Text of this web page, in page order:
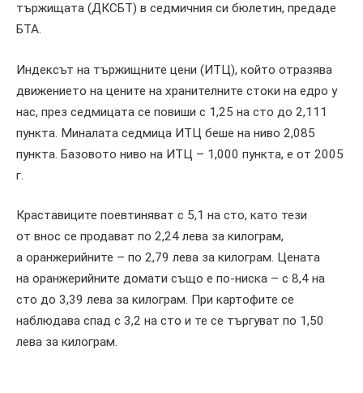
тържищата (ДКСБТ) в седмичния си бюлетин, предаде
БТА.
Индексът на тържищните цени (ИТЦ), който отразява
движението на цените на хранителните стоки на едро у
нас, през седмицата се повиши с 1,25 на сто до 2,111
пункта. Миналата седмица ИТЦ беше на ниво 2,085
пункта. Базовото ниво на ИТЦ – 1,000 пункта, е от 2005
г.
Краставиците поевтиняват с 5,1 на сто, като тези
от внос се продават по 2,24 лева за килограм,
а оранжерийните – по 2,79 лева за килограм. Цената
на оранжерийните домати също е по-ниска – с 8,4 на
сто до 3,39 лева за килограм. При картофите се
наблюдава спад с 3,2 на сто и те се търгуват по 1,50
лева за килограм.